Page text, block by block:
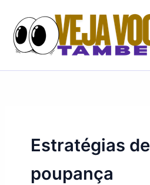
content
Estratégias de
poupança